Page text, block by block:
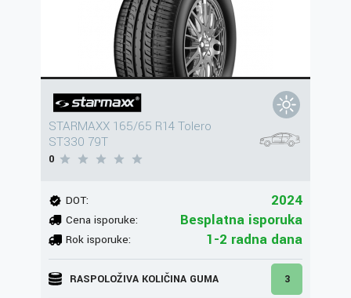
STARMAXX 165/65 R14 Tolero
ST330 79T
0
DOT: 2024
Cena isporuke: Besplatna isporuka
Rok isporuke: 1-2 radna dana
RASPOLOŽIVA KOLIČINA GUMA 3